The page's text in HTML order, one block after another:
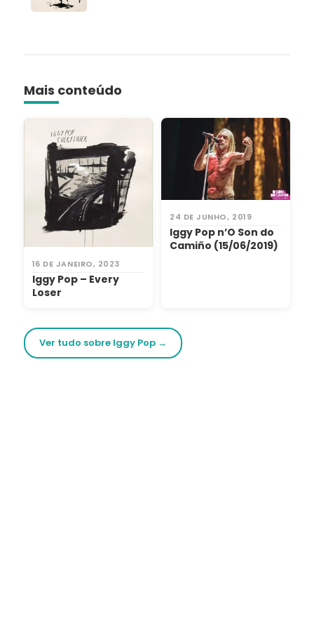
Mais conteúdo
16 DE JANEIRO, 2023
Iggy Pop – Every
Loser
24 DE JUNHO, 2019
Iggy Pop n’O Son do
Camiño (15/06/2019)
Ver tudo sobre Iggy Pop →